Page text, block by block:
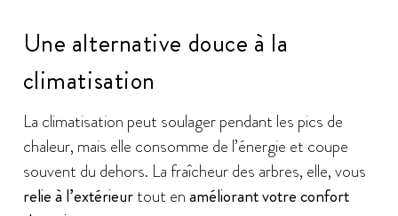
Une alternative douce à la
climatisation
La climatisation peut soulager pendant les pics de
chaleur, mais elle consomme de l’énergie et coupe
souvent du dehors. La fraîcheur des arbres, elle, vous
relie à l’extérieurtout enaméliorant votre confort